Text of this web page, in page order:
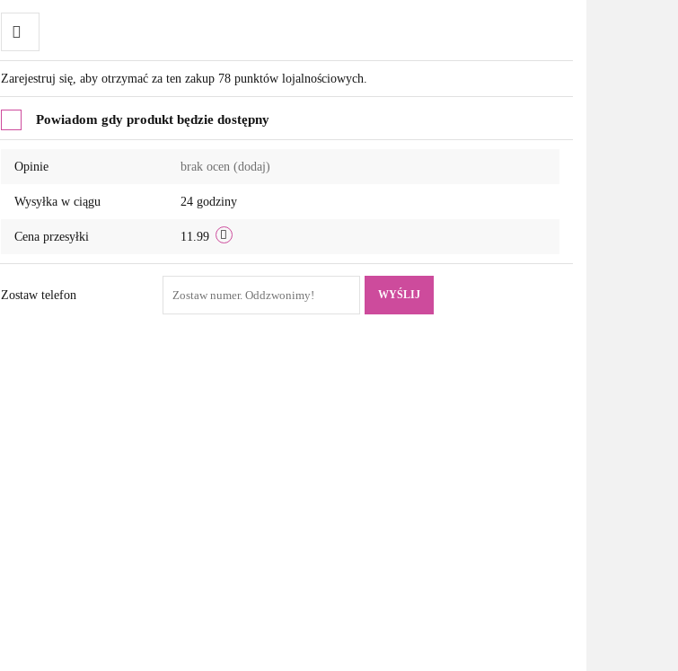
Do
przechowalni
Zarejestruj się, aby otrzymać za ten zakup 78 punktów lojalnościowych.
Powiadom gdy produkt będzie dostępny
Opinie brak ocen (dodaj)
Wysyłka w ciągu 24 godziny
Cena przesyłki 11.99
Zostaw telefon WYŚLIJ